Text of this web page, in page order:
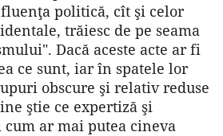
politică, cît şi celor
trăiesc de pe seama
Dacă aceste acte ar fi
ce sunt, iar în spatele lor
obscure şi relativ reduse
ştie ce expertiză şi
ar mai putea cineva